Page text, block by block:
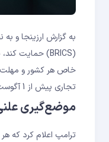
به گزارش ارزینجا و به
تجاری پیش از 1 آگوست هستند.
موضع‌گیری